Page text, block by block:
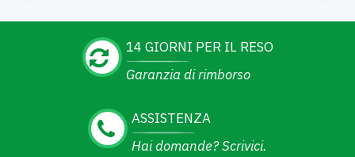
14 GIORNI PER IL RESO
Garanzia di rimborso
ASSISTENZA
Hai domande? Scrivici.